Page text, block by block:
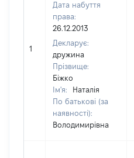
1
Дата набуття
права:
26.12.2013
Декларує:
дружина
Прізвище:
Біжко
Ім'я:
Наталія
По батькові (за
наявності):
Володимирівна